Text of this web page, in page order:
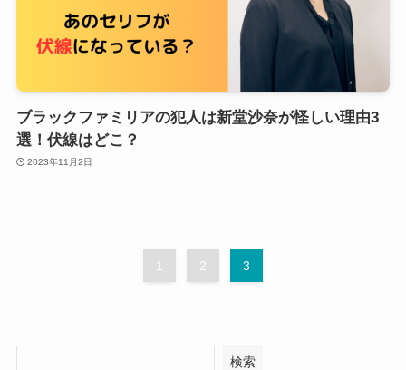
ブラックファミリアの犯人は新堂沙奈が怪しい理由3
選！伏線はどこ？
2023年11月2日
1 2 3
検索